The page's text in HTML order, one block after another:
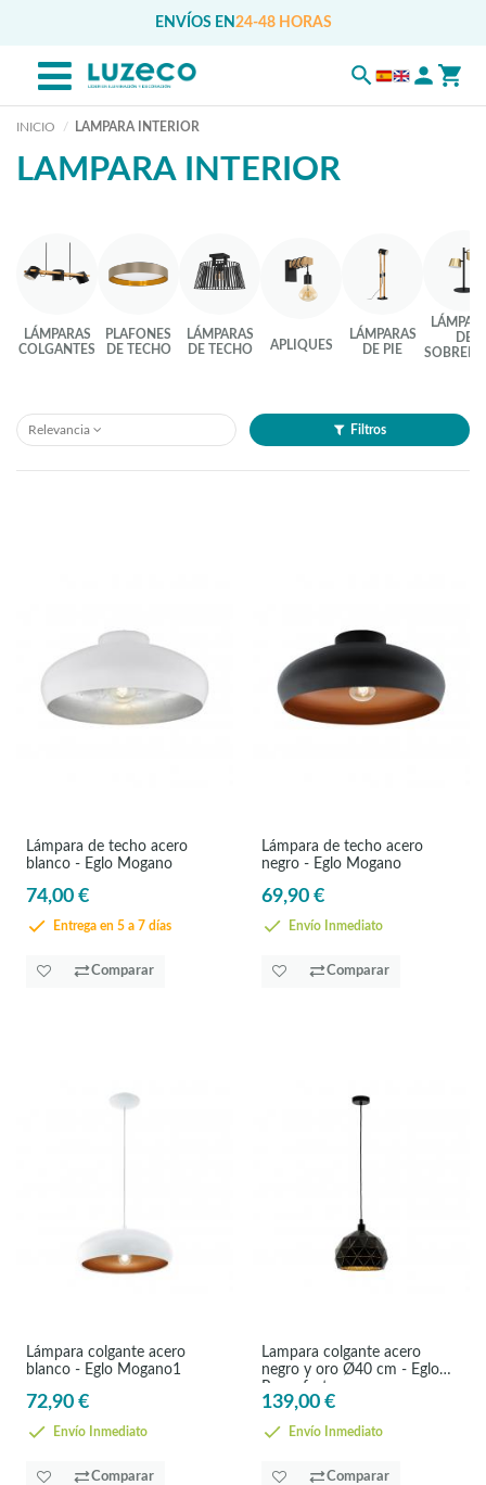
ENVÍOS EN 24-48 HORAS
INICIO LAMPARA INTERIOR
LAMPARA INTERIOR
LÁMPARAS
COLGANTES
PLAFONES
DE TECHO
LÁMPARAS
DE TECHO
APLIQUES
LÁMPARAS
DE PIE
DE
Relevancia Filtros
Lámpara de techo acero
blanco - Eglo Mogano
74,00 €
Entrega en 5 a 7 días
Comparar
Lámpara de techo acero
negro - Eglo Mogano
69,90 €
Envío Inmediato
Comparar
Lámpara colgante acero
blanco - Eglo Mogano1
72,90 €
Envío Inmediato
Comparar
Lampara colgante acero
negro y oro Ø40 cm - Eglo
Roccaforte
139,00 €
Envío Inmediato
Comparar